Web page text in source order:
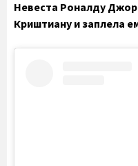
Невеста Роналду
Криштиану и заплела